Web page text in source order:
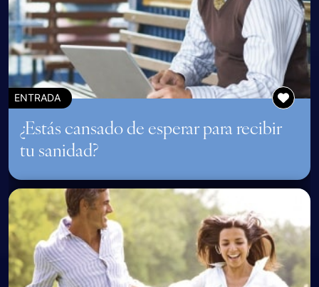
ENTRADA
¿Estás cansado de esperar para recibir
tu sanidad?